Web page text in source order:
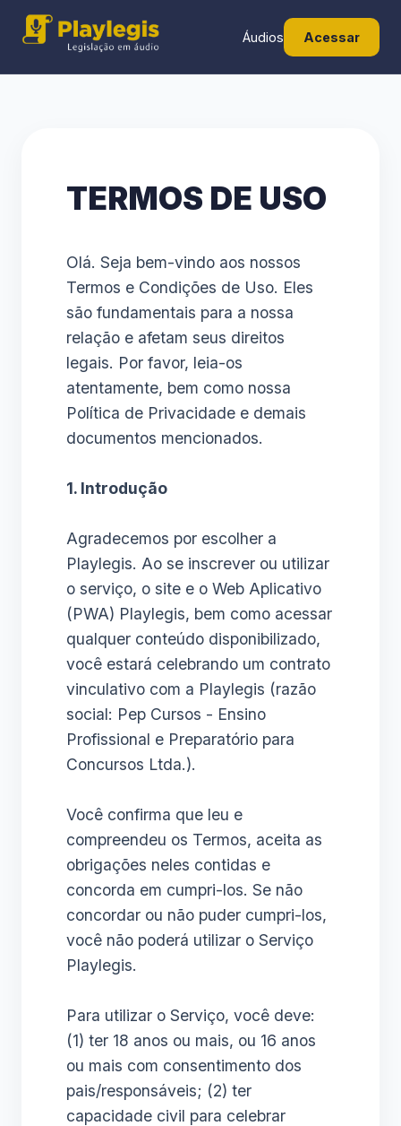
Áudios Acessar
TERMOS DE USO
Olá. Seja bem-vindo aos nossos
Termos e Condições de Uso. Eles
são fundamentais para a nossa
relação e afetam seus direitos
legais. Por favor, leia-os
atentamente, bem como nossa
Política de Privacidade e demais
documentos mencionados.
1. Introdução
Agradecemos por escolher a
Playlegis. Ao se inscrever ou utilizar
o serviço, o site e o Web Aplicativo
(PWA) Playlegis, bem como acessar
qualquer conteúdo disponibilizado,
você estará celebrando um contrato
vinculativo com a Playlegis (razão
social: Pep Cursos - Ensino
Profissional e Preparatório para
Concursos Ltda.).
Você confirma que leu e
compreendeu os Termos, aceita as
obrigações neles contidas e
concorda em cumpri-los. Se não
concordar ou não puder cumpri-los,
você não poderá utilizar o Serviço
Playlegis.
Para utilizar o Serviço, você deve:
(1) ter 18 anos ou mais, ou 16 anos
ou mais com consentimento dos
pais/responsáveis; (2) ter
capacidade civil para celebrar